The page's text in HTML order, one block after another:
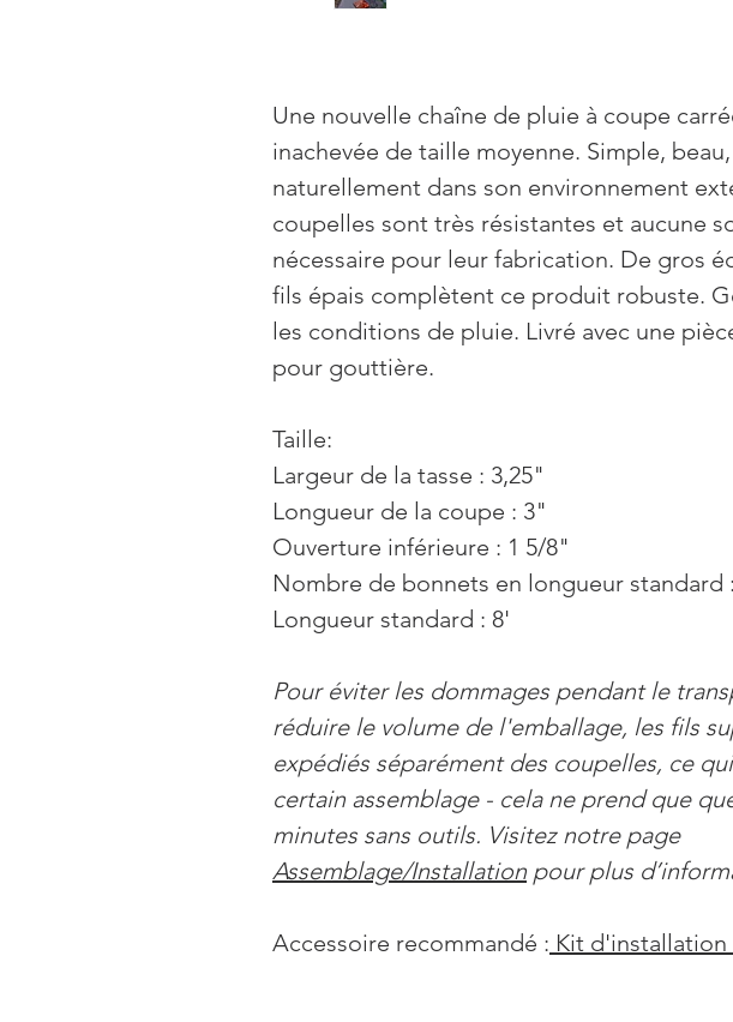
Une nouvelle chaîne de pluie à coupe
inachevée de taille moyenne. Simple,
naturellement dans son environnement
coupelles sont très résistantes et aucune
nécessaire pour leur fabrication. De gros
fils épais complètent ce produit robuste.
les conditions de pluie. Livré avec une
pour gouttière.
Taille:
Largeur de la tasse : 3,25"
Longueur de la coupe : 3"
Ouverture inférieure : 1 5/8"
Nombre de bonnets en longueur standard
Longueur standard : 8'
Pour éviter les dommages pendant le
réduire le volume de l'emballage, les fils
expédiés séparément des coupelles, ce
certain assemblage - cela ne prend que
minutes sans outils. Visitez notre page
Assemblage/Installation pour plus
Accessoire recommandé : Kit d'installation